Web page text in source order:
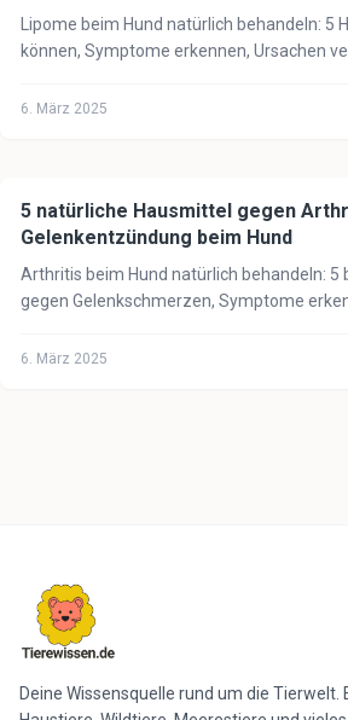
Lipome beim Hund natürlich behandeln: 5
können, Symptome erkennen, Ursachen
6. März 2025
🐕 Hund
5 natürliche Hausmittel gegen
Gelenkentzündung beim Hund
Arthritis beim Hund natürlich behandeln: 5
gegen Gelenkschmerzen, Symptome
6. März 2025
Deine Wissensquelle rund um die